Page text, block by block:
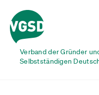
Verband der Gründer
Selbstständigen